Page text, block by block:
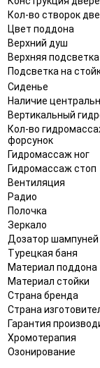
Кол-во створок
Цвет поддона
Верхний душ
Верхняя подсветка
Подсветка на
Сиденье
Наличие
Вертикальный
Кол-во
форсунок
Гидромассаж ног
Гидромассаж стоп
Вентиляция
Радио
Полочка
Зеркало
Дозатор шампуней
Турецкая баня
Материал поддона
Материал стойки
Страна бренда
Страна
Гарантия
Хромотерапия
Озонирование